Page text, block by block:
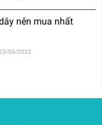
nên mua nhất
09/2022